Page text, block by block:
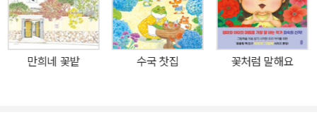
모서리, 잊혀진 이야기…… 하지만 책벌레의 비밀 응급실이라면 문제
없어요. 책의 마음까지 치료해 주는 《책벌레의 비밀 응급실》에서 책
을 아끼고 사랑하는 소중한 마음을 만나 보아요. 2. 책을 사랑하는 친
구들 모두모두 모여라! 책을 아끼는 마음이 무럭무럭 자라나는 이야
만희네 꽃밭 수국 찻집 꽃처럼 말해요